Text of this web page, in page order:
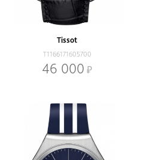
Наличие
В наличии
Кварцевый
Браслет
Диаметр, мм
Tissot
T1166171605700
46 000